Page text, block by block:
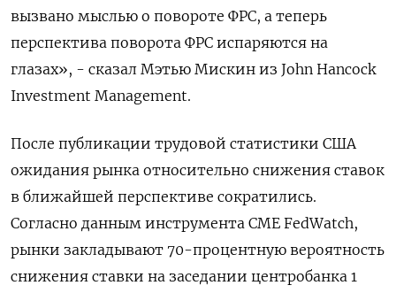
вызвано мыслью о повороте ФРС, а теперь
перспектива поворота ФРС испаряются на
глазах», - сказал Мэтью Мискин из John Hancock
Investment Management.
После публикации трудовой статистики США
ожидания рынка относительно снижения ставок
в ближайшей перспективе сократились.
Согласно данным инструмента CME FedWatch,
рынки закладывают 70-процентную вероятность
снижения ставки на заседании центробанка 1